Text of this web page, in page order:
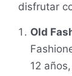
disfrutar
Old
12